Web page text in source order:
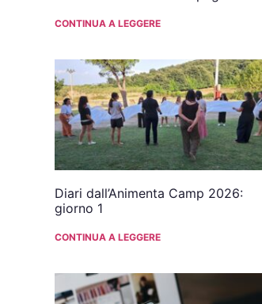
CONTINUA A LEGGERE
Diari dall’Animenta Camp 2026:
giorno 1
CONTINUA A LEGGERE